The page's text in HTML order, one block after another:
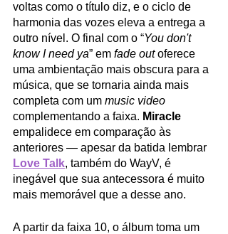
voltas como o título diz, e o ciclo de
harmonia das vozes eleva a entrega a
outro nível. O final com o “You don't
know I need ya” em fade out oferece
uma ambientação mais obscura para a
música, que se tornaria ainda mais
completa com um music video
complementando a faixa. Miracle
empalidece em comparação às
anteriores — apesar da batida lembrar
Love Talk, também do WayV, é
inegável que sua antecessora é muito
mais memorável que a desse ano.
A partir da faixa 10, o álbum toma um